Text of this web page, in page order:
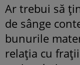
Ar trebui să
de sânge
bunurile
relația cu